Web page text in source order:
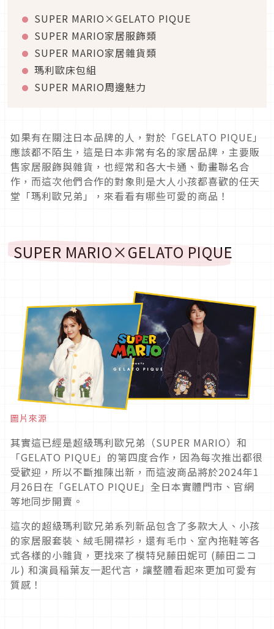
SUPER MARIO×GELATO PIQUE
SUPER MARIO家居服飾類
SUPER MARIO家居雜貨類
瑪利歐床包組
SUPER MARIO周邊魅力
如果有在關注日本品牌的人，對於「GELATO PIQUE」
應該都不陌生，這是日本非常有名的家居品牌，主要販
售家居服飾與雜貨，也經常和各大卡通、動畫聯名合
作，而這次他們合作的對象則是大人小孩都喜歡的任天
堂「瑪利歐兄弟」，來看看有哪些可愛的商品！
SUPER MARIO×GELATO PIQUE
圖片來源
其實這已經是超級瑪利歐兄弟（SUPER MARIO）和
「GELATO PIQUE」的第四度合作，因為每次推出都很
受歡迎，所以不斷推陳出新，而這波商品將於2024年1
月26日在「GELATO PIQUE」全日本實體門市、官網
等地同步開賣。
這次的超級瑪利歐兄弟系列新品包含了多款大人、小孩
的家居服套裝、絨毛開襟衫，還有毛巾、室內拖鞋等各
式各樣的小雜貨，更找來了模特兒藤田妮可 (藤田ニコ
ル) 和演員稲葉友一起代言，讓整體看起來更加可愛有
質感！